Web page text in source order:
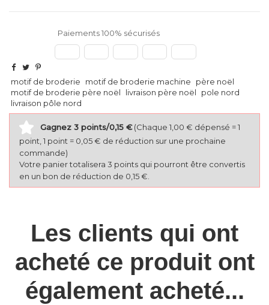
Paiements 100% sécurisés
motif de broderie motif de broderie machine
père noël
motif de broderie père noël
livraison père noël
pole nord
livraison pôle nord
Gagnez 3 points/0,15 € (Chaque 1,00 € dépensé = 1
point, 1 point = 0,05 € de réduction sur une prochaine
commande)
Votre panier totalisera 3 points qui pourront être convertis
en un bon de réduction de 0,15 €.
Les clients qui ont
acheté ce produit ont
également acheté...